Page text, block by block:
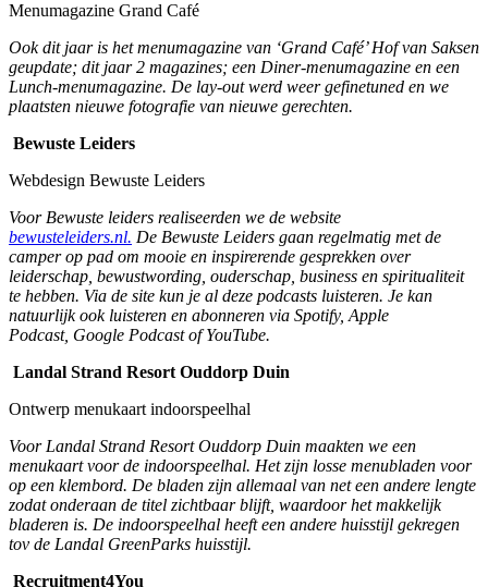
Menumagazine Grand Café
Ook dit jaar is het menumagazine van ‘Grand Café’ Hof van Saksen
geupdate; dit jaar 2 magazines; een Diner-menumagazine en een
Lunch-menumagazine. De lay-out werd weer gefinetuned en we
plaatsten nieuwe fotografie van nieuwe gerechten.
Bewuste Leiders
Webdesign Bewuste Leiders
Voor Bewuste leiders realiseerden we de website
bewusteleiders.nl. De Bewuste Leiders gaan regelmatig met de
camper op pad om mooie en inspirerende gesprekken over
leiderschap, bewustwording, ouderschap, business en spiritualiteit
te hebben. Via de site kun je al deze podcasts luisteren. Je kan
natuurlijk ook luisteren en abonneren via Spotify, Apple
Podcast, Google Podcast of YouTube.
Landal Strand Resort Ouddorp Duin
Ontwerp menukaart indoorspeelhal
Voor Landal Strand Resort Ouddorp Duin maakten we een
menukaart voor de indoorspeelhal. Het zijn losse menubladen voor
op een klembord. De bladen zijn allemaal van net een andere lengte
zodat onderaan de titel zichtbaar blijft, waardoor het makkelijk
bladeren is. De indoorspeelhal heeft een andere huisstijl gekregen
tov de Landal GreenParks huisstijl.
Recruitment4You